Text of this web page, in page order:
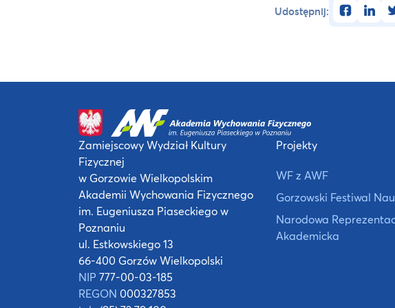
Udostępnij: facebooklinkedin
Zamiejscowy Wydział Kultury
Fizycznej
w Gorzowie Wielkopolskim
Akademii Wychowania Fizycznego
im. Eugeniusza Piaseckiego w
Poznaniu
ul. Estkowskiego 13
66-400 Gorzów Wielkopolski
NIP 777-00-03-185
REGON 000327853
Projekty
WF z AWF
Gorzowski Festiwal
Narodowa
Akademicka